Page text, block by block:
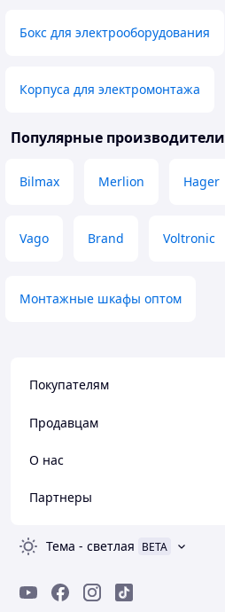
Бокс для электрооборудования
Корпуса для электромонтажа
Популярные производители
Bilmax Merlion Hager
Vago Brand Voltronic
Монтажные шкафы оптом
Покупателям
Продавцам
О нас
Партнеры
Тема - светлая BETA